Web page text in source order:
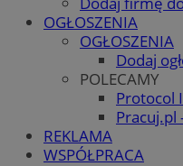
OGŁOSZENIA
OGŁOSZENIA
Dodaj
POLECAMY
Protocol
Pracuj.pl
REKLAMA
WSPÓŁPRACA